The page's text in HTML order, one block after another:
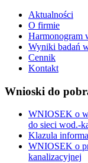
Aktualności
O firmie
Harmonogram
Wyniki badań
Cennik
Kontakt
Wnioski do
WNIOSEK o
do sieci wod.-
Klazula
WNIOSEK o
kanalizacyjnej